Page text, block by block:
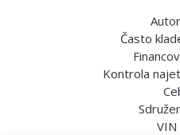
Často
Kontrola
VIN